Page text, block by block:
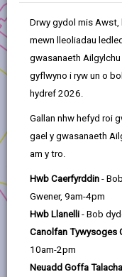
Drwy gydol mis
mewn lleoliadau
gwasanaeth Ailgylchu
gyflwyno i ryw un o
hydref 2026.
Gallan nhw hefyd roi
gael y gwasanaeth
am y tro.
Hwb Caerfyrddin -
Gwener, 9am-4pm
Hwb Llanelli - Bob
Canolfan Tywysoges
10am-2pm
Neuadd Goffa
Trawsnewid Tyisha -
Trawsnewid
Yn yr adran hon
1.
2. Mae
3.
4.